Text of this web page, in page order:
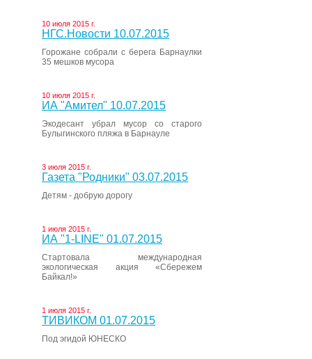
10 июля 2015 г.
НГС.Новости 10.07.2015
Горожане собрали с берега Барнаулки
35 мешков мусора
10 июля 2015 г.
ИА "Амител" 10.07.2015
Экодесант убрал мусор со старого
Булыгинского пляжа в Барнауле
3 июля 2015 г.
Газета "Родники" 03.07.2015
Детям - добрую дорогу
1 июля 2015 г.
ИА "1-LINE" 01.07.2015
Стартовала международная
экологическая акция «Сбережем
Байкал!»
1 июля 2015 г.
ТИВИКОМ 01.07.2015
Под эгидой ЮНЕСКО